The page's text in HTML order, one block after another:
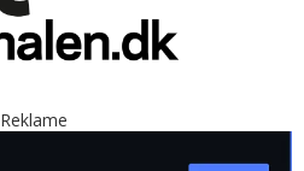
Reklame